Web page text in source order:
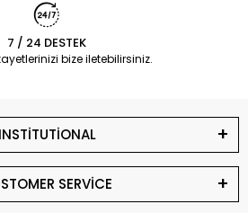
7 / 24 DESTEK
bize iletebilirsiniz.
INSTİTUTİONAL
SERVİCE